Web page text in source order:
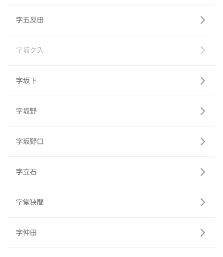
字五反田
字坂ケ入
字坂下
字坂野
字坂野口
字立石
字堂狭間
字仲田